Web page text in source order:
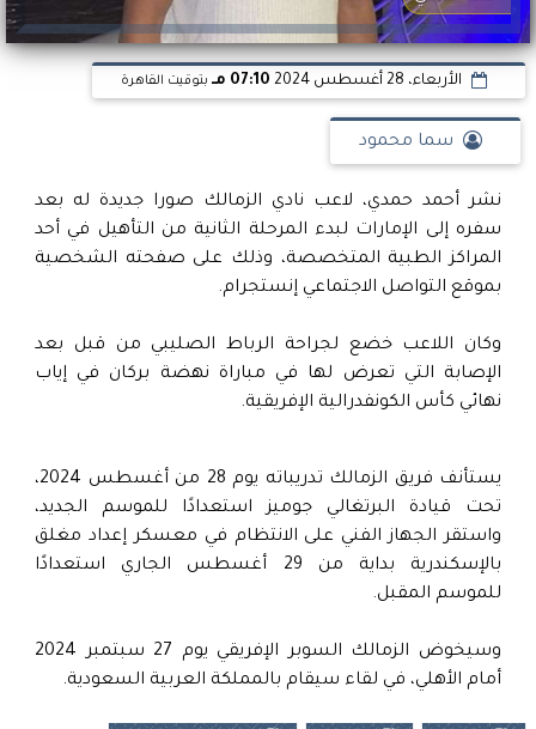
الأربعاء، 28 أغسطس 2024 07:10 مـ بتوقيت القاهرة
سما محمود
نشر أحمد حمدي، لاعب نادي الزمالك صورا جديدة له بعد
سفره إلى الإمارات لبدء المرحلة الثانية من التأهيل في أحد
المراكز الطبية المتخصصة، وذلك على صفحته الشخصية
بموقع التواصل الاجتماعي إنستجرام.
وكان اللاعب خضع لجراحة الرباط الصليبي من قبل بعد
الإصابة التي تعرض لها في مباراة نهضة بركان في إياب
نهائي كأس الكونفدرالية الإفريقية.
يستأنف فريق الزمالك تدريباته يوم 28 من أغسطس 2024،
تحت قيادة البرتغالي جوميز استعدادًا للموسم الجديد،
واستقر الجهاز الفني على الانتظام في معسكر إعداد مغلق
بالإسكندرية بداية من 29 أغسطس الجاري استعدادًا
للموسم المقبل.
وسيخوض الزمالك السوبر الإفريقي يوم 27 سبتمبر 2024
أمام الأهلي، في لقاء سيقام بالمملكة العربية السعودية.